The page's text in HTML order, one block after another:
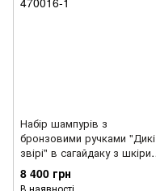
Набір шампурів з
бронзовими ручками "Дикі
звірі" в сагайдаку з шкіри
470016-1
8 400 грн
В наявності